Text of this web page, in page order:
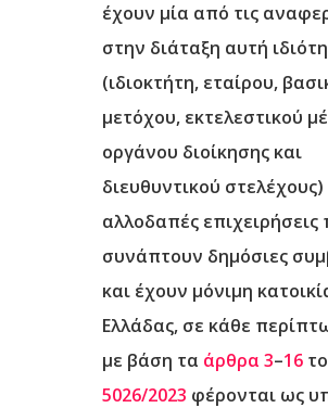
έχουν μία από τις
στην διάταξη αυτή
(ιδιοκτήτη, εταίρου,
μετόχου, εκτελεστικού
οργάνου διοίκησης και
διευθυντικού
αλλοδαπές επιχειρήσεις
συνάπτουν δημόσιες
και έχουν μόνιμη
Ελλάδας, σε κάθε
με βάση τα άρθρα 3–16
5026/2023 φέρονται ως